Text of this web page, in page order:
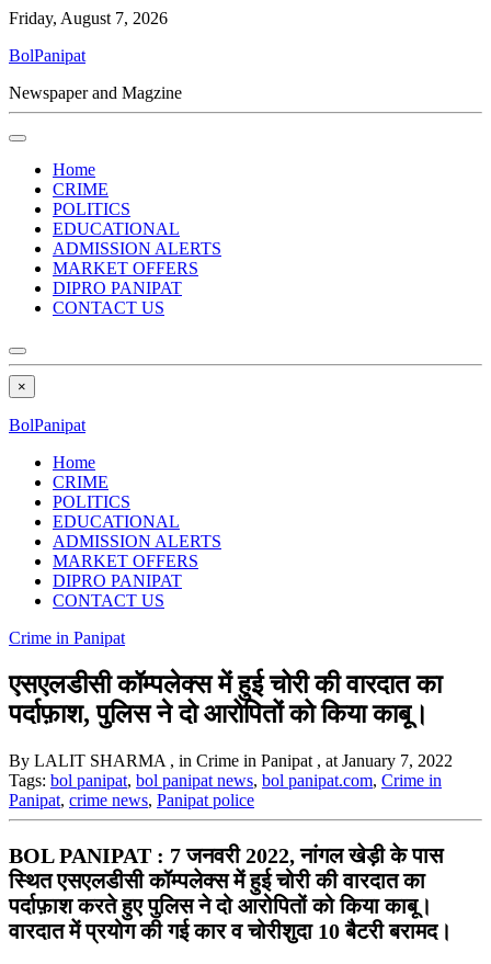
Friday, August 7, 2026
BolPanipat
Newspaper and Magzine
Home
CRIME
POLITICS
EDUCATIONAL
ADMISSION ALERTS
MARKET OFFERS
DIPRO PANIPAT
CONTACT US
×
BolPanipat
Home
CRIME
POLITICS
EDUCATIONAL
ADMISSION ALERTS
MARKET OFFERS
DIPRO PANIPAT
CONTACT US
Crime in Panipat
एसएलडीसी कॉम्पलेक्स में हुई चोरी की वारदात का
पर्दाफ़ाश, पुलिस ने दो आरोपितों को किया काबू।
By LALIT SHARMA , in Crime in Panipat , at January 7, 2022
Tags: bol panipat, bol panipat news, bol panipat.com, Crime in
Panipat, crime news, Panipat police
BOL PANIPAT : 7 जनवरी 2022, नांगल खेड़ी के पास
स्थित एसएलडीसी कॉम्पलेक्स में हुई चोरी की वारदात का
पर्दाफ़ाश करते हुए पुलिस ने दो आरोपितों को किया काबू।
वारदात में प्रयोग की गई कार व चोरीशुदा 10 बैटरी बरामद।